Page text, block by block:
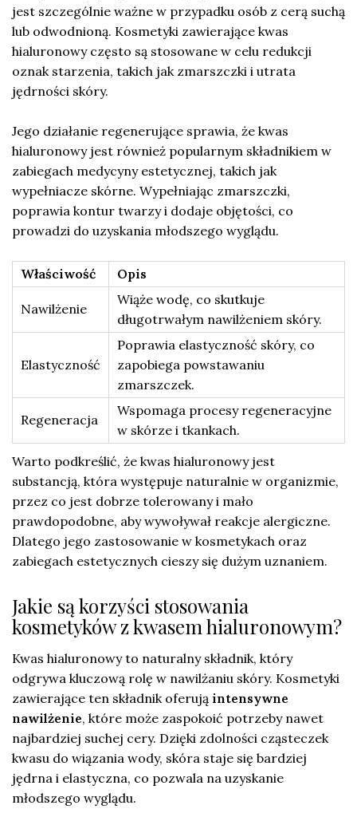
jest szczególnie ważne w przypadku osób z cerą suchą
lub odwodnioną. Kosmetyki zawierające kwas
hialuronowy często są stosowane w celu redukcji
oznak starzenia, takich jak zmarszczki i utrata
jędrności skóry.
Jego działanie regenerujące sprawia, że kwas
hialuronowy jest również popularnym składnikiem w
zabiegach medycyny estetycznej, takich jak
wypełniacze skórne. Wypełniając zmarszczki,
poprawia kontur twarzy i dodaje objętości, co
prowadzi do uzyskania młodszego wyglądu.
Właściwość Opis
Nawilżenie
Wiąże wodę, co skutkuje
długotrwałym nawilżeniem skóry.
Elastyczność
Poprawia elastyczność skóry, co
zapobiega powstawaniu
zmarszczek.
Regeneracja
Wspomaga procesy regeneracyjne
w skórze i tkankach.
Warto podkreślić, że kwas hialuronowy jest
substancją, która występuje naturalnie w organizmie,
przez co jest dobrze tolerowany i mało
prawdopodobne, aby wywoływał reakcje alergiczne.
Dlatego jego zastosowanie w kosmetykach oraz
zabiegach estetycznych cieszy się dużym uznaniem.
Jakie są korzyści stosowania
kosmetyków z kwasem hialuronowym?
Kwas hialuronowy to naturalny składnik, który
odgrywa kluczową rolę w nawilżaniu skóry. Kosmetyki
zawierające ten składnik oferują intensywne
nawilżenie, które może zaspokoić potrzeby nawet
najbardziej suchej cery. Dzięki zdolności cząsteczek
kwasu do wiązania wody, skóra staje się bardziej
jędrna i elastyczna, co pozwala na uzyskanie
młodszego wyglądu.